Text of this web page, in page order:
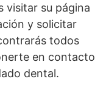
visitar su página
y solicitar
todos
en contacto
dental.